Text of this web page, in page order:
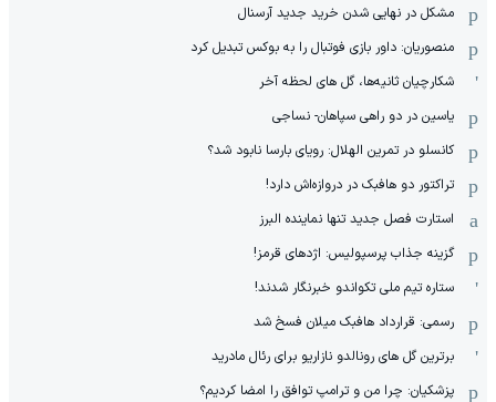
مشکل در نهایی شدن خرید جدید آرسنال
منصوریان: داور بازی فوتبال را به بوکس تبدیل کرد
شکارچیان ثانیه‌ها، گل های لحظه آخر
یاسین در دو راهی سپاهان- نساجی
کانسلو در تمرین الهلال: رویای بارسا نابود شد؟
تراکتور دو هافبک در دروازه‌اش دارد!
استارت فصل جدید تنها نماینده البرز
گزینه جذاب پرسپولیس: اژدهای قرمز!
ستاره تیم ملی تکواندو خبرنگار شدند!
رسمی: قرارداد هافبک میلان فسخ شد
برترین گل های رونالدو نازاریو برای رئال مادرید
پزشکیان: چرا من و ترامپ توافق را امضا کردیم؟